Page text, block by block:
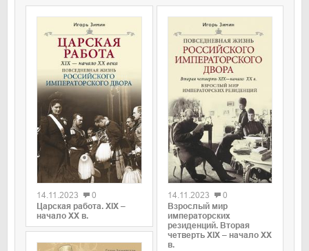
0
14.11.2023
0
Царская работа. XIX –
начало XX в.
0
14.11.2023
0
Взрослый мир
императорских
резиденций. Вторая
четверть XIX – начало XX
в.